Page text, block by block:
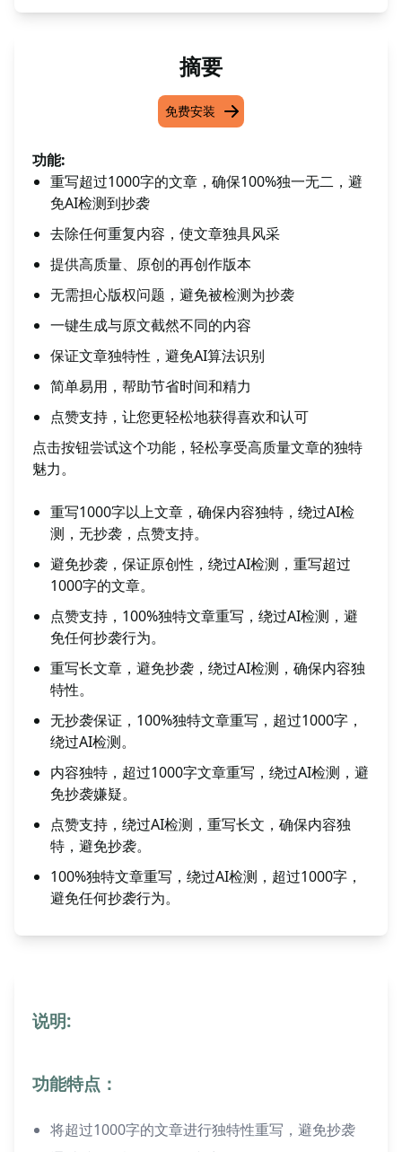
摘要
免费安装
功能:
重写超过1000字的文章，确保100%独一无二，避
免AI检测到抄袭
去除任何重复内容，使文章独具风采
提供高质量、原创的再创作版本
无需担心版权问题，避免被检测为抄袭
一键生成与原文截然不同的内容
保证文章独特性，避免AI算法识别
简单易用，帮助节省时间和精力
点赞支持，让您更轻松地获得喜欢和认可
点击按钮尝试这个功能，轻松享受高质量文章的独特
魅力。
重写1000字以上文章，确保内容独特，绕过AI检
测，无抄袭，点赞支持。
避免抄袭，保证原创性，绕过AI检测，重写超过
1000字的文章。
点赞支持，100%独特文章重写，绕过AI检测，避
免任何抄袭行为。
重写长文章，避免抄袭，绕过AI检测，确保内容独
特性。
无抄袭保证，100%独特文章重写，超过1000字，
绕过AI检测。
内容独特，超过1000字文章重写，绕过AI检测，避
免抄袭嫌疑。
点赞支持，绕过AI检测，重写长文，确保内容独
特，避免抄袭。
100%独特文章重写，绕过AI检测，超过1000字，
避免任何抄袭行为。
说明:
功能特点：
将超过1000字的文章进行独特性重写，避免抄袭